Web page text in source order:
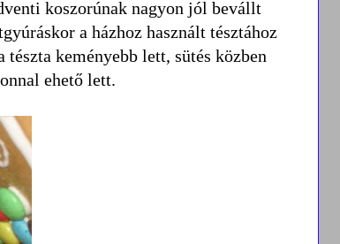
koszorúnak nagyon jól bevállt
a házhoz használt tésztához
keményebb lett, sütés közben
ehető lett.